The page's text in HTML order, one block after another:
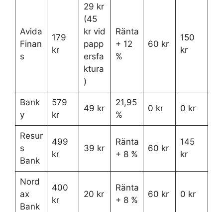
Avida
Finan
s
179
kr
29 kr
(45
kr vid
papp
ersfa
ktura
)
Ränta
+ 12
%
60 kr
150
kr
Bank
y
579
kr
49 kr
21,95
%
0 kr 0 kr
Resur
s
Bank
499
kr
39 kr
Ränta
+ 8 %
60 kr
145
kr
Nord
ax
Bank
400
kr
20 kr
Ränta
+ 8 %
60 kr 0 kr